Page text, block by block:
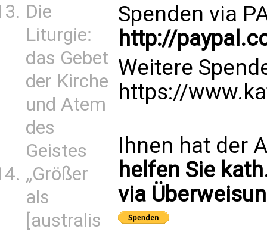
Die
Liturgie:
das Gebet
der Kirche
und Atem
des
Geistes
„Größer
als
[australis
Spenden via
http://
Weitere
https://
Ihnen hat der
helfen Sie
via